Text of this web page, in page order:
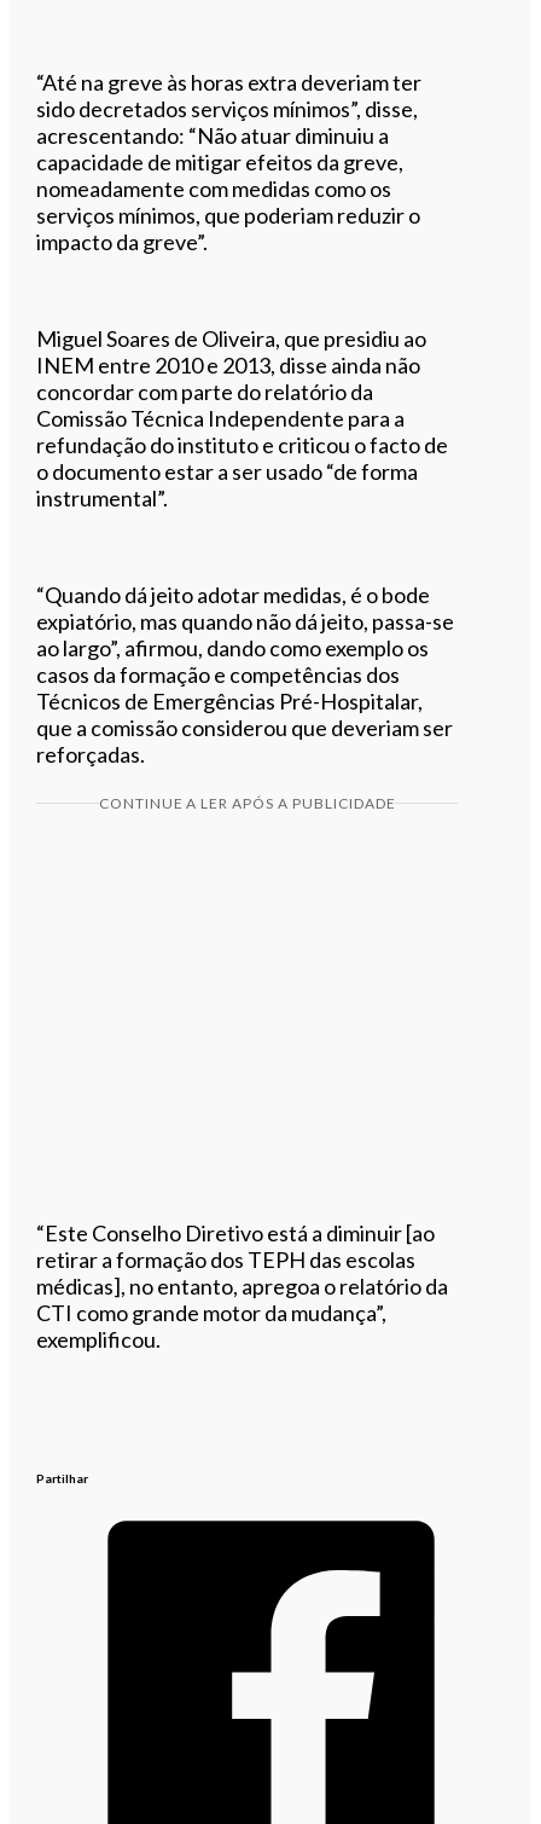
“Até na greve às horas extra deveriam ter
sido decretados serviços mínimos”, disse,
acrescentando: “Não atuar diminuiu a
capacidade de mitigar efeitos da greve,
nomeadamente com medidas como os
serviços mínimos, que poderiam reduzir o
impacto da greve”.
Miguel Soares de Oliveira, que presidiu ao
INEM entre 2010 e 2013, disse ainda não
concordar com parte do relatório da
Comissão Técnica Independente para a
refundação do instituto e criticou o facto de
o documento estar a ser usado “de forma
instrumental”.
“Quando dá jeito adotar medidas, é o bode
expiatório, mas quando não dá jeito, passa-se
ao largo”, afirmou, dando como exemplo os
casos da formação e competências dos
Técnicos de Emergências Pré-Hospitalar,
que a comissão considerou que deveriam ser
reforçadas.
CONTINUE A LER APÓS A PUBLICIDADE
“Este Conselho Diretivo está a diminuir [ao
retirar a formação dos TEPH das escolas
médicas], no entanto, apregoa o relatório da
CTI como grande motor da mudança”,
exemplificou.
Partilhar